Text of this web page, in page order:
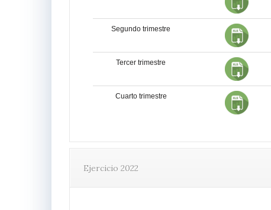
Segundo trimestre
Tercer trimestre
Cuarto trimestre
Ejercicio 2022